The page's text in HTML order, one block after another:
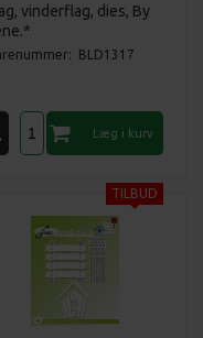
vinderflag, dies, By
BLD1317